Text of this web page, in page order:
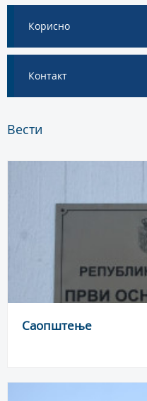
Корисно
Контакт
Вести
Саопштење